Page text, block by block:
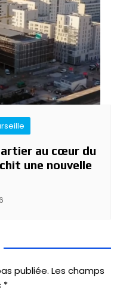
au cœur du
une nouvelle
publiée. Les champs
*